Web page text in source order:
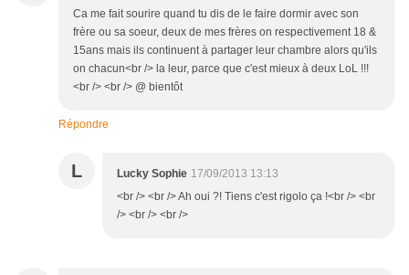
Ca me fait sourire quand tu dis de le faire dormir avec son
frère ou sa soeur, deux de mes frères on respectivement 18 &
15ans mais ils continuent à partager leur chambre alors qu'ils
on chacun<br /> la leur, parce que c'est mieux à deux LoL !!!
<br /> <br /> @ bientôt
Répondre
L Lucky Sophie 17/09/2013 13:13
<br /> <br /> Ah oui ?! Tiens c'est rigolo ça !<br /> <br
/> <br /> <br />